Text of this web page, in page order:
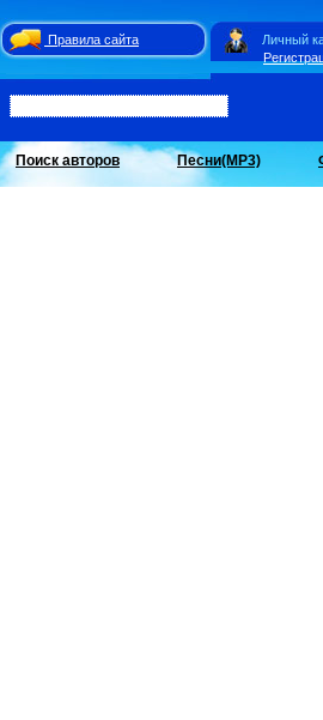
Правила сайта
Личный
Поиск авторов Песни(MP3)